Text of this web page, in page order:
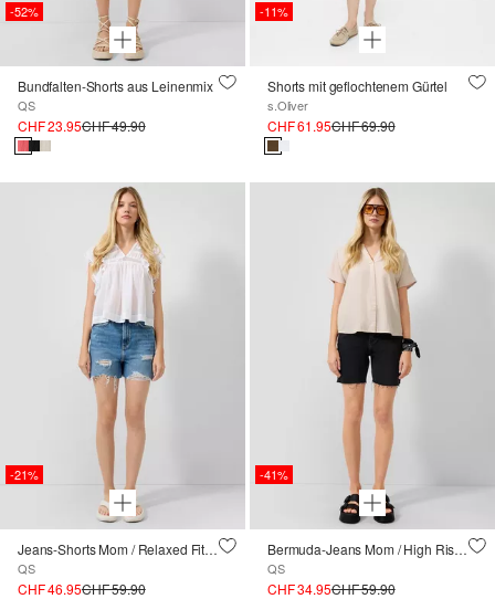
-52%
Bundfalten-Shorts aus Leinenmix
QS
CHF 23.95CHF 49.90
-11%
Shorts mit geflochtenem Gürtel
s.Oliver
CHF 61.95CHF 69.90
-21%
Jeans-Shorts Mom / Relaxed Fit / High Rise
QS
CHF 46.95CHF 59.90
-41%
Bermuda-Jeans Mom / High Rise / Relaxed Fit
QS
CHF 34.95CHF 59.90